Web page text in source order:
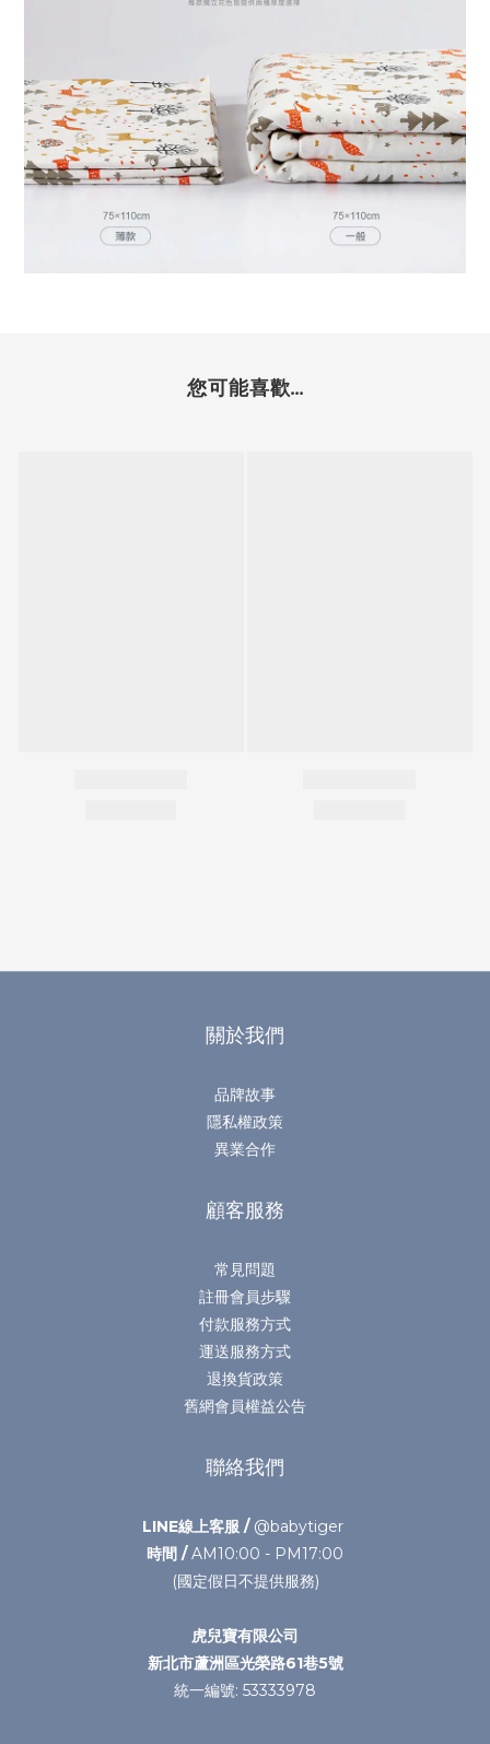
您可能喜歡...
關於我們
品牌故事
隱私權政策
異業合作
顧客服務
常見問題
註冊會員步驟
付款服務方式
運送服務方式
退換貨政策
舊網會員權益公告
聯絡我們
LINE線上客服 / @babytiger
時間 /AM10:00 - PM17:00
(國定假日不提供服務)
虎兒寶有限公司
新北市蘆洲區光榮路61巷5號
統一編號: 53333978